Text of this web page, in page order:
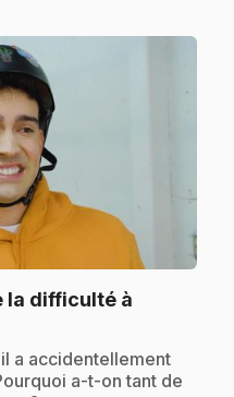
la difficulté à
a accidentellement
a-t-on tant de